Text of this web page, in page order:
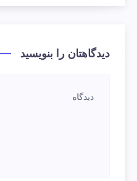
دیدگاهتان را بنویسید